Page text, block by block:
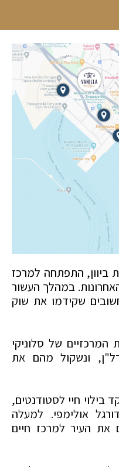
ביוון, התפתחה למרכז
במהלך העשור
שקידמו את שוק
של סלוניקי
ונשקול מהם את
בילוי חיי לסטודנטים,
אולימפי. למעלה
את העיר למרכז חיים